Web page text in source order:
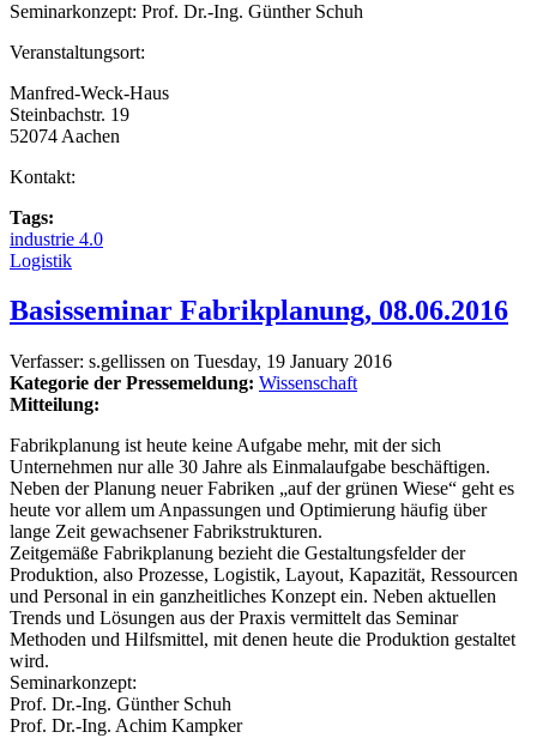
Seminarkonzept: Prof. Dr.-Ing. Günther Schuh
Veranstaltungsort:
Manfred-Weck-Haus
Steinbachstr. 19
52074 Aachen
Kontakt:
Tags:
industrie 4.0
Logistik
Basisseminar Fabrikplanung, 08.06.2016
Verfasser: s.gellissen on Tuesday, 19 January 2016
Kategorie der Pressemeldung: Wissenschaft
Mitteilung:
Fabrikplanung ist heute keine Aufgabe mehr, mit der sich
Unternehmen nur alle 30 Jahre als Einmalaufgabe beschäftigen.
Neben der Planung neuer Fabriken „auf der grünen Wiese“ geht es
heute vor allem um Anpassungen und Optimierung häufig über
lange Zeit gewachsener Fabrikstrukturen.
Zeitgemäße Fabrikplanung bezieht die Gestaltungsfelder der
Produktion, also Prozesse, Logistik, Layout, Kapazität, Ressourcen
und Personal in ein ganzheitliches Konzept ein. Neben aktuellen
Trends und Lösungen aus der Praxis vermittelt das Seminar
Methoden und Hilfsmittel, mit denen heute die Produktion gestaltet
wird.
Seminarkonzept:
Prof. Dr.-Ing. Günther Schuh
Prof. Dr.-Ing. Achim Kampker